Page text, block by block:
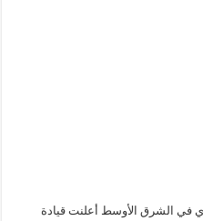
في الشرق الأوسط أعلنت قيادة